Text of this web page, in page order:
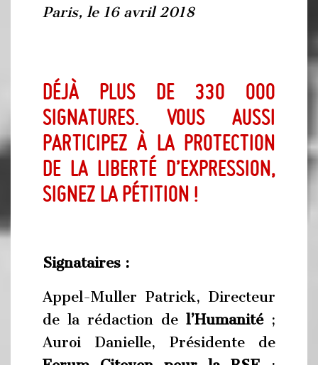
Paris, le 16 avril 2018
Déjà plus de 330 000
signatures. Vous aussi
participez à la protection
de la liberté d’expression,
signez la pétition !
Signataires :
Appel-Muller Patrick, Directeur
de la rédaction de l’Humanité;
Auroi Danielle, Présidente de